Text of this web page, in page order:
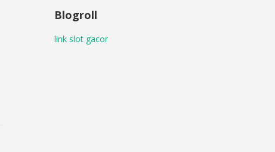
Blogroll
link slot gacor